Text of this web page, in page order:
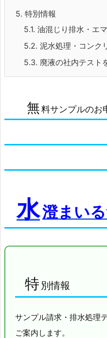
5. 特別情報
5.1. 油混じり排水・エ
5.2. 泥水処理・コンク
5.3. 廃液の社内テスト
無料サンプルのお
水澄まい
特 別情報
サンプル請求・排水処理
ご案内します。